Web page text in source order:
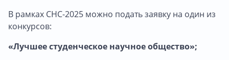
В рамках СНС-2025 можно подать заявку на один из
конкурсов:
«Лучшее студенческое научное общество»;